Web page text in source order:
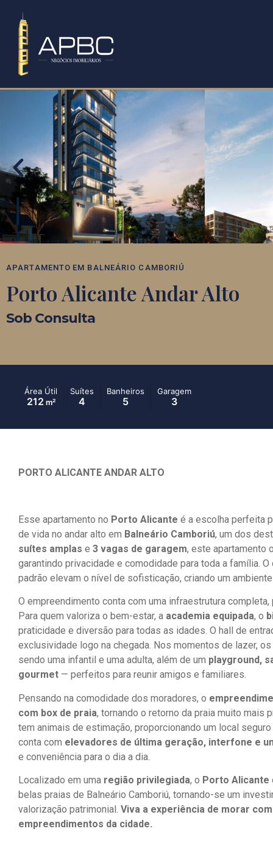
APARTAMENTO EM BALNEÁRIO CAMBORIÚ
Porto Alicante Andar Alto
Sob Consulta
Área Útil
212 m²
Suítes
4
Banheiros
5
Garagem
3
PORTO ALICANTE ANDAR ALTO
Esse apartamento no Porto Alicante é a escolha perfeita
de vida no andar alto em Balneário Camboriú, um dos
suítes amplas e 3 vagas de garagem, este apartamento
garantindo privacidade e comodidade para toda a família.
padrão elevam o nível de sofisticação, criando um
O empreendimento conta com uma infraestrutura
Para quem valoriza o bem-estar, a academia equipada, o
praticidade e diversão para todas as idades. O hall de
exclusividade logo na chegada. Nos momentos de lazer,
sendo uma infantil e uma adulta, além de um playground,
gourmet — perfeitos para reunir amigos e familiares.
Pensando na comodidade dos moradores, o
com box de praia, tornando o retorno da praia muito mais
tem animais de estimação, proporcionando um local
conta com elevadores de última geração, interfone e
e conveniência para o dia a dia.
Localizado em uma região privilegiada, o Porto Alicante
belas praias de Balneário Camboriú, tornando-se um
valorização patrimonial. Viva a experiência de morar
empreendimentos da cidade.